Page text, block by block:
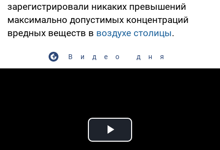
зарегистрировали никаких превышений
максимально допустимых концентраций
вредных веществ в воздухе столицы.
Видео дня
Play Video